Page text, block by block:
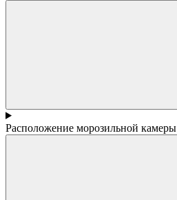
Расположение морозильной камеры